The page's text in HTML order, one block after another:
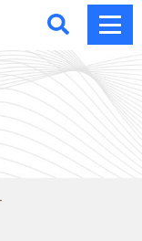
西多摩の